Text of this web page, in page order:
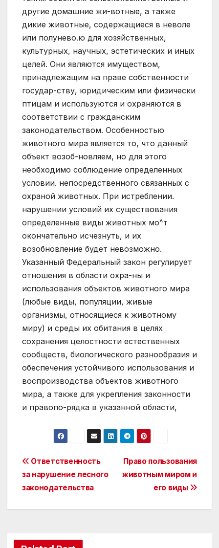
другие домашние жи-вотные, а также
дикие животные, содержащиеся в неволе
или полунево.ю для хозяйственных,
культурных, научных, эстетических и иных
целей. Они являются имуществом,
принадлежащим на праве собственности
государ-ству, юридическим или физически
птицам и используются и охраняются в
соответствии с гражданским
законодательством. Особенностью
животного мира является то, что данный
объект возоб-новляем, но для этого
необходимо соблюдение определенных
условии. непосредственного связанных с
охраной животных. При истреблении.
нарушении условий их существования
определенные виды животных мо^т
окончательно исчезнуть, и их
возобновление будет невозможно.
Указанный Федеральный закон регулирует
отношения в области охра-ны и
использования объектов животного мира
(любые виды, популяции, живые
организмы, относящиеся к животному
миру) и среды их обитания в целях
сохранения целостности естественных
сообществ, биологического разнообразия и
обеспечения устойчивого использования и
воспроизводства объектов животного
мира, а также для укрепления законности
и правопо-рядка в указанной области,
Post
navigation
Право пользования
животным миром и
его виды
Ответственность
за нарушение лесного
законодательства